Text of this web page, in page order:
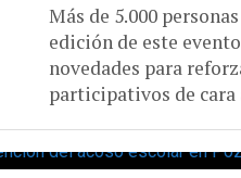
Más de 5.000
edición de este
novedades para
participativos de cara